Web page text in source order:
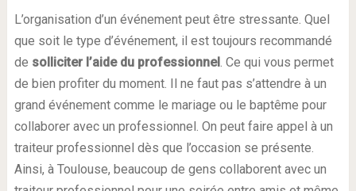
L’organisation d’un événement peut être stressante. Quel
que soit le type d’événement, il est toujours recommandé
de solliciter l’aide du professionnel. Ce qui vous permet
de bien profiter du moment. Il ne faut pas s’attendre à un
grand événement comme le mariage ou le baptême pour
collaborer avec un professionnel. On peut faire appel à un
traiteur professionnel dès que l’occasion se présente.
Ainsi, à Toulouse, beaucoup de gens collaborent avec un